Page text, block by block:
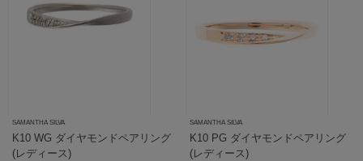
SAMANTHA SILVA
K10 WG ダイヤモンドペアリング
(レディース)
SAMANTHA SILVA
K10 PG ダイヤモンドペアリング
(レディース)